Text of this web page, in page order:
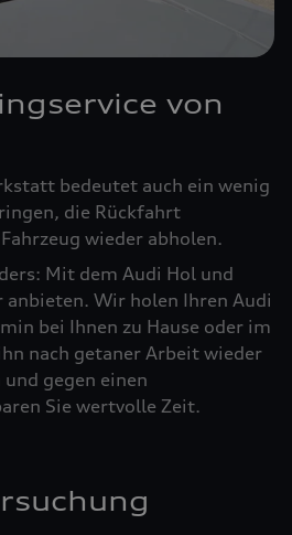
von
bedeutet auch ein wenig
die Rückfahrt
wieder abholen.
Mit dem Audi Hol und
anbieten. Wir holen Ihren Audi
bei Ihnen zu Hause oder im
nach getaner Arbeit wieder
gegen einen
Sie wertvolle Zeit.